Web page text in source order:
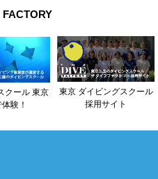
クール 東京
験！
東京 ダイビングスクール
採用サイト